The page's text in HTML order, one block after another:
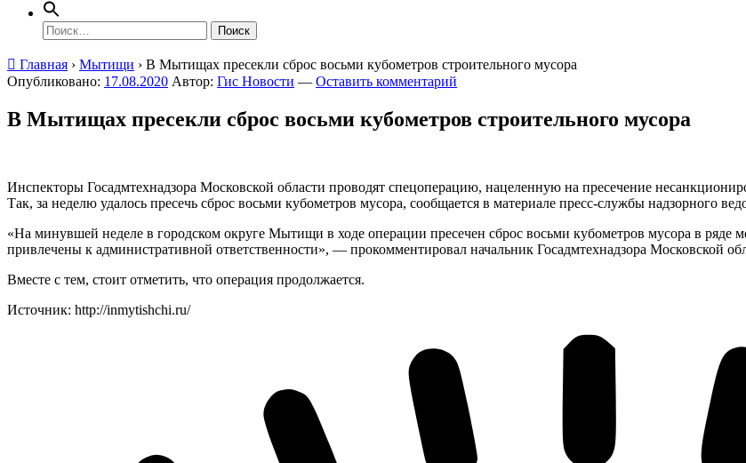
Найти:
Главная › Мытищи › В Мытищах пресекли сброс восьми кубометров строительного мусора
Опубликовано: 17.08.2020 Автор: Гис Новости — Оставить комментарий
В Мытищах пресекли сброс восьми кубометров строительного мусора
Инспекторы Госадмтехнадзора Московской области проводят спецоперацию, нацеленную на пресечение
Так, за неделю удалось пресечь сброс восьми кубометров мусора, сообщается в материале пресс-службы надзорного
«На минувшей неделе в городском округе Мытищи в ходе операции пресечен сброс восьми кубометров мусора в ряде
привлечены к административной ответственности», — прокомментировал начальник Госадмтехнадзора Московской
Вместе с тем, стоит отметить, что операция продолжается.
Источник: http://inmytishchi.ru/